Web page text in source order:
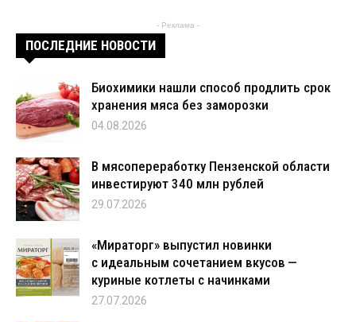
- Реклама -
ПОСЛЕДНИЕ НОВОСТИ
Биохимики нашли способ продлить срок
хранения мяса без заморозки
04.08.2026
В мясопереработку Пензенской области
инвестируют 340 млн рублей
29.07.2026
«Мираторг» выпустил новинки
с идеальным сочетанием вкусов —
куриные котлеты с начинками
27.07.2026